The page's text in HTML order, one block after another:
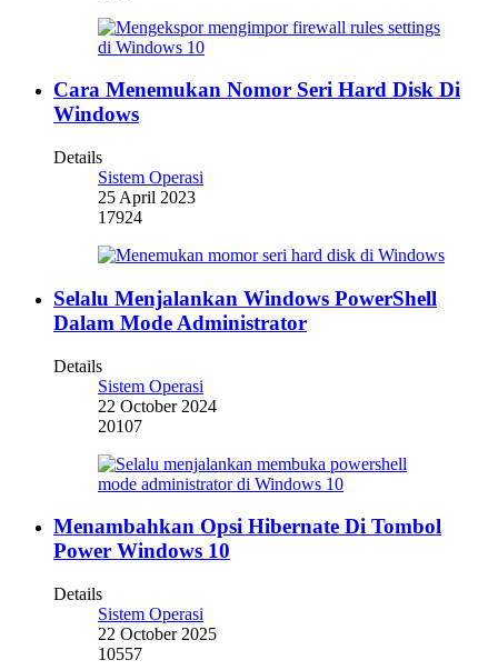
Cara Menemukan Nomor Seri Hard Disk Di
Windows
Details
Sistem Operasi
25 April 2023
17924
Selalu Menjalankan Windows PowerShell
Dalam Mode Administrator
Details
Sistem Operasi
22 October 2024
20107
Menambahkan Opsi Hibernate Di Tombol
Power Windows 10
Details
Sistem Operasi
22 October 2025
10557